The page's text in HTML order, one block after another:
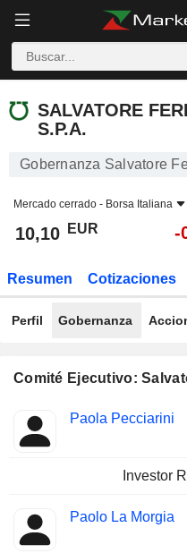
SALVATORE
S.P.A.
Gobernanza Salvatore
Mercado cerrado - Borsa Italiana
10,10 EUR -
Resumen Cotizaciones
Perfil Gobernanza
Comité Ejecutivo:
Director
Funciones
Paola Pecciarini
Investor
Paolo La Morgia